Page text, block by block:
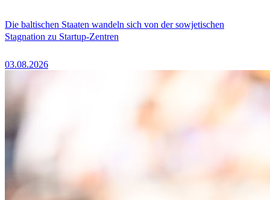
Die baltischen Staaten wandeln sich von der sowjetischen
Stagnation zu Startup-Zentren
03.08.2026